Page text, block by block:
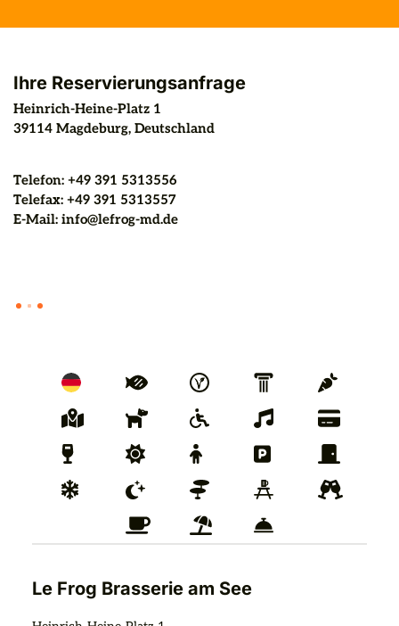
Ihre Reservierungsanfrage
Heinrich-Heine-Platz 1
39114 Magdeburg, Deutschland
Telefon: +49 391 5313556
Telefax: +49 391 5313557
E-Mail: info@lefrog-md.de
Le Frog Brasserie am See